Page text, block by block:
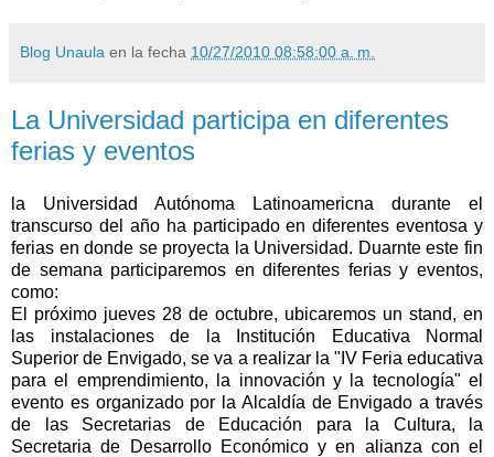
Blog Unaula en la fecha 10/27/2010 08:58:00 a. m.
La Universidad participa en diferentes
ferias y eventos
la Universidad Autónoma Latinoamericna durante el
transcurso del año ha participado en diferentes eventosa y
ferias en donde se proyecta la Universidad. Duarnte este fin
de semana participaremos en diferentes ferias y eventos,
como:
El próximo jueves 28 de octubre, ubicaremos un stand, en
las instalaciones de la Institución Educativa Normal
Superior de Envigado, se va a realizar la "IV Feria educativa
para el emprendimiento, la innovación y la tecnología" el
evento es organizado por la Alcaldía de Envigado a través
de las Secretarias de Educación para la Cultura, la
Secretaria de Desarrollo Económico y en alianza con el